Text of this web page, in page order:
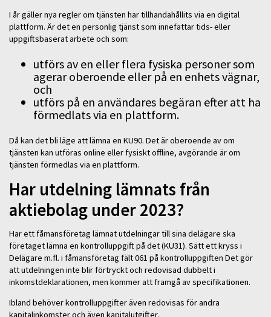
I år gäller nya regler om tjänsten har tillhandahållits via en digital
plattform. Är det en personlig tjänst som innefattar tids- eller
uppgiftsbaserat arbete och som:
utförs av en eller flera fysiska personer som
agerar oberoende eller på en enhets vägnar,
och
utförs på en användares begäran efter att ha
förmedlats via en plattform.
Då kan det bli läge att lämna en KU90. Det är oberoende av om
tjänsten kan utföras online eller fysiskt offline, avgörande är om
tjänsten förmedlas via en plattform.
Har utdelning lämnats från
aktiebolag under 2023?
Har ett fåmansföretag lämnat utdelningar till sina delägare ska
företaget lämna en kontrolluppgift på det (KU31). Sätt ett kryss i
Delägare m.fl. i fåmansföretag fält 061 på kontrolluppgiften Det gör
att utdelningen inte blir förtryckt och redovisad dubbelt i
inkomstdeklarationen, men kommer att framgå av specifikationen.
Ibland behöver kontrolluppgifter även redovisas för andra
kapitalinkomster och även kapitalutgifter.